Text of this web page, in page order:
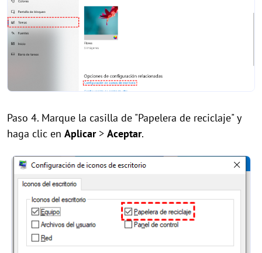
Paso 4. Marque la casilla de "Papelera de reciclaje" y
haga clic en Aplicar> Aceptar.